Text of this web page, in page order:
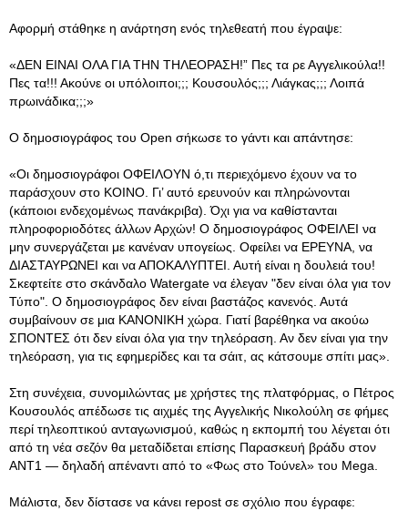
Αφορμή στάθηκε η ανάρτηση ενός τηλεθεατή που έγραψε:
«ΔΕΝ ΕΙΝΑΙ ΟΛΑ ΓΙΑ ΤΗΝ ΤΗΛΕΟΡΑΣΗ!” Πες τα ρε Αγγελικούλα!!
Πες τα!!! Ακούνε οι υπόλοιποι;;; Κουσουλός;;; Λιάγκας;;; Λοιπά
πρωινάδικα;;;»
Ο δημοσιογράφος του Open σήκωσε το γάντι και απάντησε:
«Οι δημοσιογράφοι ΟΦΕΙΛΟΥΝ ό,τι περιεχόμενο έχουν να το
παράσχουν στο ΚΟΙΝΟ. Γι’ αυτό ερευνούν και πληρώνονται
(κάποιοι ενδεχομένως πανάκριβα). Όχι για να καθίστανται
πληροφοριοδότες άλλων Αρχών! Ο δημοσιογράφος ΟΦΕΙΛΕΙ να
μην συνεργάζεται με κανέναν υπογείως. Οφείλει να ΕΡΕΥΝΑ, να
ΔΙΑΣΤΑΥΡΩΝΕΙ και να ΑΠΟΚΑΛΥΠΤΕΙ. Αυτή είναι η δουλειά του!
Σκεφτείτε στο σκάνδαλο Watergate να έλεγαν "δεν είναι όλα για τον
Τύπο". Ο δημοσιογράφος δεν είναι βαστάζος κανενός. Αυτά
συμβαίνουν σε μια ΚΑΝΟΝΙΚΗ χώρα. Γιατί βαρέθηκα να ακούω
ΣΠΟΝΤΕΣ ότι δεν είναι όλα για την τηλεόραση. Αν δεν είναι για την
τηλεόραση, για τις εφημερίδες και τα σάιτ, ας κάτσουμε σπίτι μας».
Στη συνέχεια, συνομιλώντας με χρήστες της πλατφόρμας, ο Πέτρος
Κουσουλός απέδωσε τις αιχμές της Αγγελικής Νικολούλη σε φήμες
περί τηλεοπτικού ανταγωνισμού, καθώς η εκπομπή του λέγεται ότι
από τη νέα σεζόν θα μεταδίδεται επίσης Παρασκευή βράδυ στον
ΑΝΤ1 — δηλαδή απέναντι από το «Φως στο Τούνελ» του Mega.
Μάλιστα, δεν δίστασε να κάνει repost σε σχόλιο που έγραφε: